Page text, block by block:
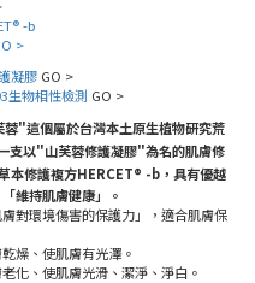
® -b
>
凝膠 GO >
生物相性檢測 GO >
"這個屬於台灣本土原生植物研究荒
支以"山芙蓉修護凝膠"為名的肌膚修
本修護複方HERCET® -b，具有優越
維持肌膚健康」。
對環境傷害的保護力」，適合肌膚保
燥、使肌膚有光澤。
化、使肌膚光滑、潔淨、淨白。